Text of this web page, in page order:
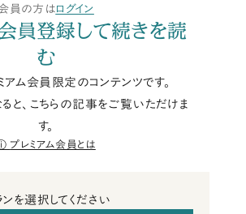
員の方はログイン
員登録して続きを読
む
アム会員限定のコンテンツです。
と、こちらの記事をご覧いただけま
す。
プレミアム会員とは
ンを選択してください